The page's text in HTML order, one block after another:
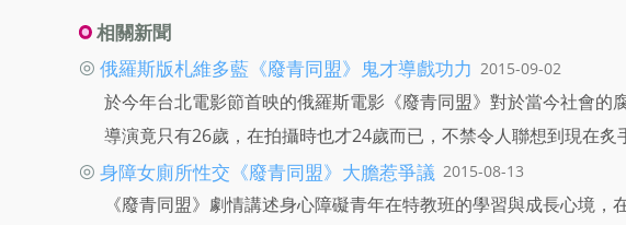
相關新聞
◎ 俄羅斯版札維多藍《廢青同盟》鬼才導戲功力 2015-09-02
於今年台北電影節首映的俄羅斯電影《廢青同盟》對於當今社會的
導演竟只有26歲，在拍攝時也才24歲而已，不禁令人聯想到現在炙
◎ 身障女廁所性交《廢青同盟》大膽惹爭議 2015-08-13
《廢青同盟》劇情講述身心障礙青年在特教班的學習與成長心境